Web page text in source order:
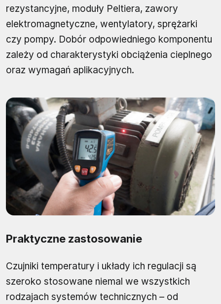
rezystancyjne, moduły Peltiera, zawory
elektromagnetyczne, wentylatory, sprężarki
czy pompy. Dobór odpowiedniego komponentu
zależy od charakterystyki obciążenia cieplnego
oraz wymagań aplikacyjnych.
Praktyczne zastosowanie
Czujniki temperatury i układy ich regulacji są
szeroko stosowane niemal we wszystkich
rodzajach systemów technicznych – od